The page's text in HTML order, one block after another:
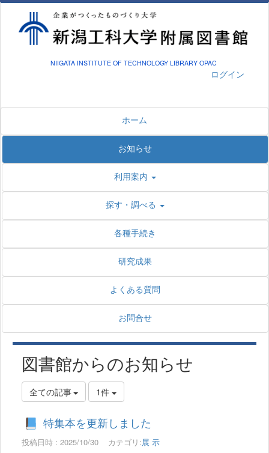
NIIGATA INSTITUTE OF TECHNOLOGY LIBRARY OPAC
ログイン
ホーム
お知らせ
利用案内
探す・調べる
各種手続き
研究成果
よくある質問
お問合せ
図書館からのお知らせ
全ての記事 1件
特集本を更新しました
投稿日時 : 2025/10/30 カテゴリ:展 示